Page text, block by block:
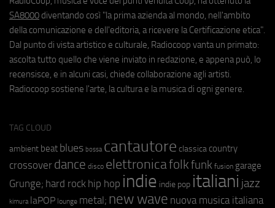
SA8000 diventando così "la prima azienda al mondo, nell'ambito
della comunicazione e dell'editoria, a ricevere la Certificazione etica".
Dal punto di vista artistico e culturale, Radiocoop vanta un primato:
ascolta tutto quello che viene inviato in redazione, e appena può, lo
recensisce, e in alcuni casi, chiede collaborazione agli artisti.
Radiocoop sostiene l'arte, la cultura e la musica di ogni genere.
TAG CLOUD
ambient beat blues bossa cantautore classica country
crossover dance disco elettronicafolkfunk fusion garage
Grunge; hard rock hip hop indie indie pop italiani jazz
kimura laPOP lounge metal; new wave nuova musica italiana